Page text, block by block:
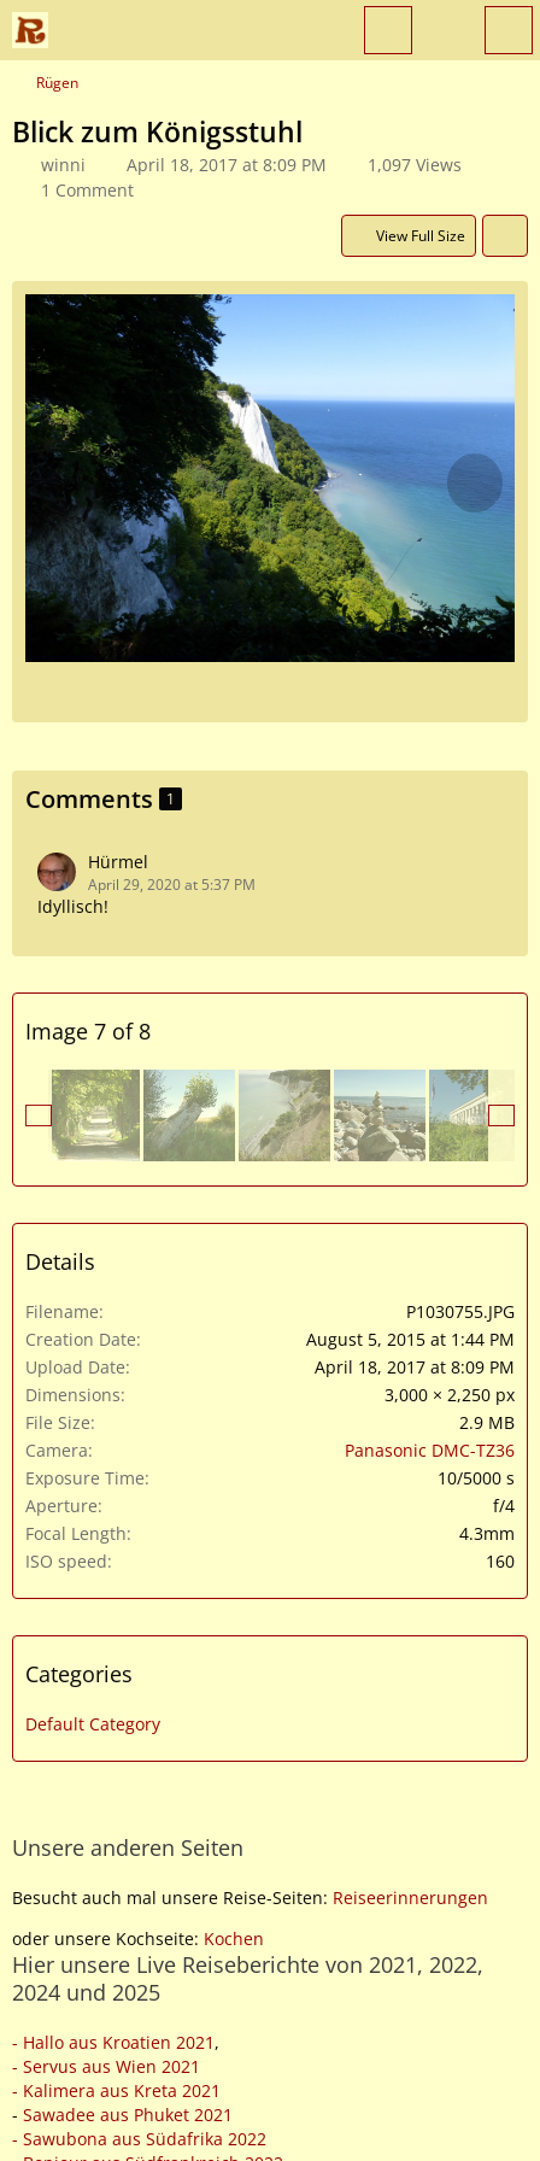
Rügen
Blick zum Königsstuhl
winni April 18, 2017 at 8:09 PM
1,097 Views
1 Comment
View Full Size
Comments 1
Hürmel
April 29, 2020 at 5:37 PM
Idyllisch!
Image 7 of 8
Details
Filename
P1030755.JPG
Creation Date
August 5, 2015 at 1:44 PM
Upload Date
April 18, 2017 at 8:09 PM
Dimensions
3,000 × 2,250 px
File Size
2.9 MB
Camera
Panasonic DMC-TZ36
Exposure Time
10/5000 s
Aperture
f/4
Focal Length
4.3mm
ISO speed
160
Categories
Default Category
Unsere anderen Seiten
Besucht auch mal unsere Reise-Seiten: Reiseerinnerungen
oder unsere Kochseite: Kochen
Hier unsere Live Reiseberichte von 2021, 2022,
2024 und 2025
- Hallo aus Kroatien 2021 ,
- Servus aus Wien 2021
- Kalimera aus Kreta 2021
- Sawadee aus Phuket 2021
- Sawubona aus Südafrika 2022